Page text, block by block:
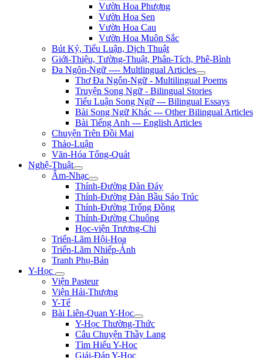
Vườn Hoa Phượng
Vườn Hoa Sen
Vườn Hoa Cau
Vườn Hoa Muôn Sắc
Bút Ký, Tiểu Luận, Dịch Thuật
Giới-Thiệu, Tường-Thuật, Phân-Tích, Phê-Bình
Đa Ngôn-Ngữ ---- Multlingual Articles
Thơ Đa Ngôn-Ngữ - Multilingual Poems
Truyện Song Ngữ - Bilingual Stories
Tiểu Luận Song Ngữ --- Bilingual Essays
Bài Song Ngữ Khác --- Other Bilingual Articles
Bài Tiếng Anh --- English Articles
Chuyện Trên Đồi Mai
Thảo-Luận
Văn-Hóa Tổng-Quát
Nghệ-Thuật
Âm-Nhạc
Thính-Đường Đàn Đáy
Thính-Đường Đàn Bầu Sáo Trúc
Thính-Đường Trống Đồng
Thính-Đường Chuông
Học-viện Trương-Chi
Triển-Lãm Hội-Họa
Triển-Lãm Nhiếp-Ảnh
Tranh Phụ-Bản
Y-Học
Viện Pasteur
Viện Hải-Thượng
Y-Tế
Bài Liên-Quan Y-Học
Y-Học Thường-Thức
Câu Chuyện Thầy Lang
Tìm Hiểu Y-Hoc
Giải-Đáp Y-Học